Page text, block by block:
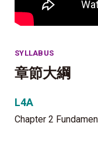
SYLLABUS
章節大綱
L4A
Chapter 2